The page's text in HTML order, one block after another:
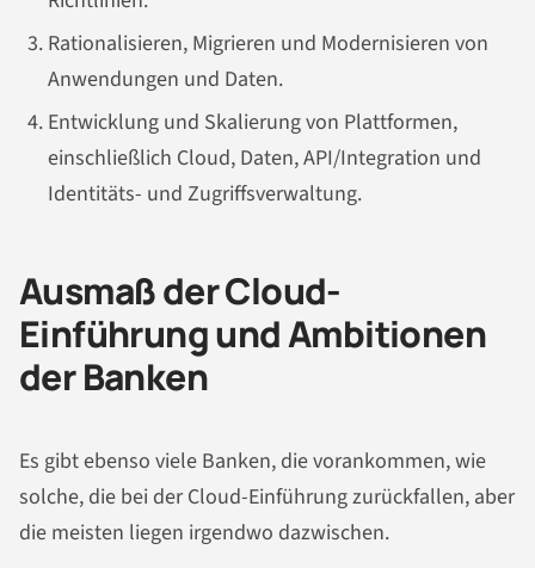
Rationalisieren, Migrieren und Modernisieren von
Anwendungen und Daten.
Entwicklung und Skalierung von Plattformen,
einschließlich Cloud, Daten, API/Integration und
Identitäts- und Zugriffsverwaltung.
Ausmaß der Cloud-
Einführung und Ambitionen
der Banken
Es gibt ebenso viele Banken, die vorankommen, wie
solche, die bei der Cloud-Einführung zurückfallen, aber
die meisten liegen irgendwo dazwischen.